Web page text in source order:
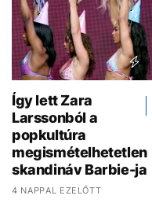
Így lett Zara
Larssonból a
popkultúra
megismételhetetlen
skandináv Barbie-ja
4 NAPPAL EZELŐTT